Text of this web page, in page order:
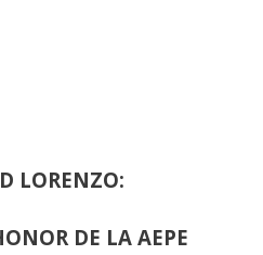
LORENZO:
DE LA AEPE